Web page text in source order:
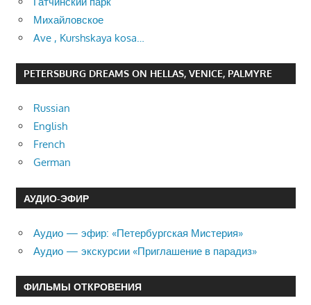
Михайловское
Ave , Kurshskaya kosa…
PETERSBURG DREAMS ON HELLAS, VENICE, PALMYRE
Russian
English
French
German
АУДИО-ЭФИР
Аудио — эфир: «Петербургская Мистерия»
Аудио — экскурсии «Приглашение в парадиз»
ФИЛЬМЫ ОТКРОВЕНИЯ